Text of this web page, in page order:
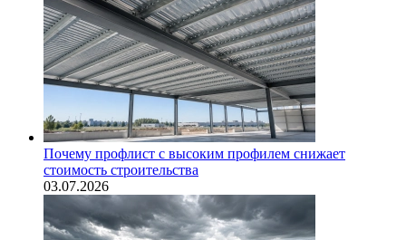
Почему профлист с высоким профилем снижает
стоимость строительства
03.07.2026